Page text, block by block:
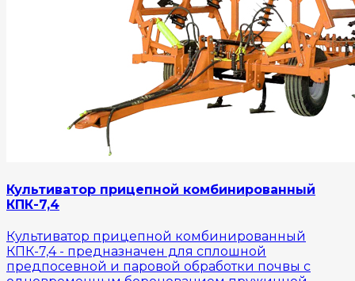
Культиватор прицепной комбинированный
КПК-7,4
Культиватор прицепной комбинированный
КПК-7,4 - предназначен для сплошной
предпосевной и паровой обработки почвы с